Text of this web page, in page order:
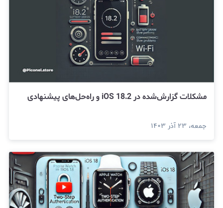
مشکلات گزارش‌شده در iOS 18.2 و راه‌حل‌های پیشنهادی
جمعه، ۲۳ آذر ۱۴۰۳